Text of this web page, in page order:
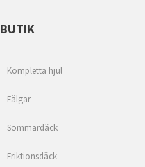
BUTIK
Kompletta hjul
Fälgar
Sommardäck
Friktionsdäck